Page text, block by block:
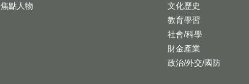
文化歷史
教育學習
社會/科學
財金產業
政治/外交/國防
焦點人物